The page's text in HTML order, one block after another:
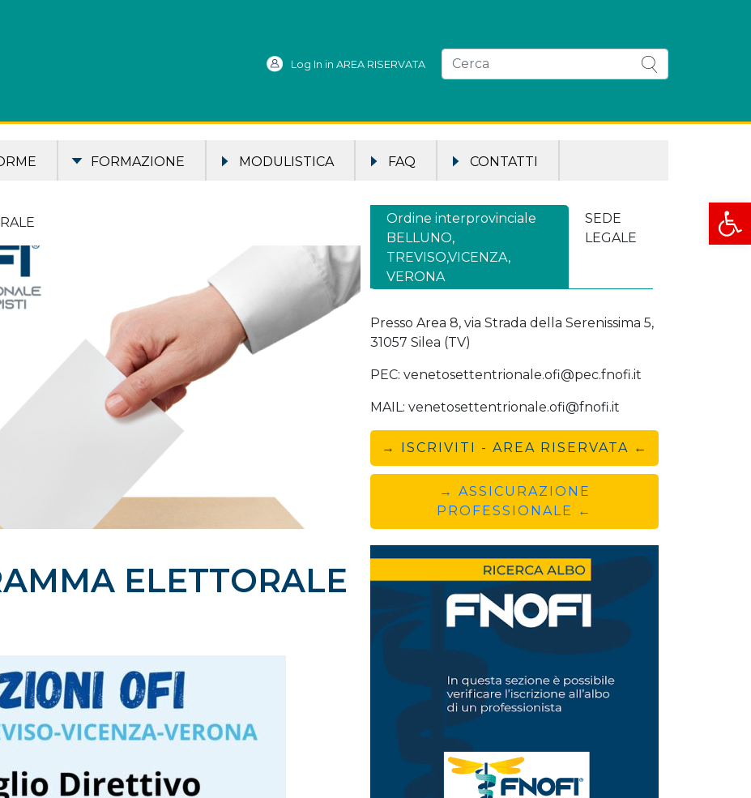
Apri
Log In in AREA RISERVATA
FORMAZIONE MODULISTICA FAQ CONTATTI
ELETTORALE
Ordine interprovinciale
BELLUNO,
TREVISO,VICENZA,
VERONA
SEDE
LEGALE
Presso Area 8, via Strada della Serenissima 5,
31057 Silea (TV)
PEC: venetosettentrionale.ofi@pec.fnofi.it
MAIL: venetosettentrionale.ofi@fnofi.it
→ ISCRIVITI - AREA RISERVATA ←
→ ASSICURAZIONE
PROFESSIONALE ←